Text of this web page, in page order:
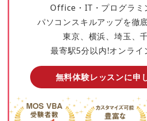
Office・IT・プログラミ
パソコンスキルアップを徹
東京、横浜、埼玉、
最寄駅5分以内!オンライ
無料体験レッスンに申